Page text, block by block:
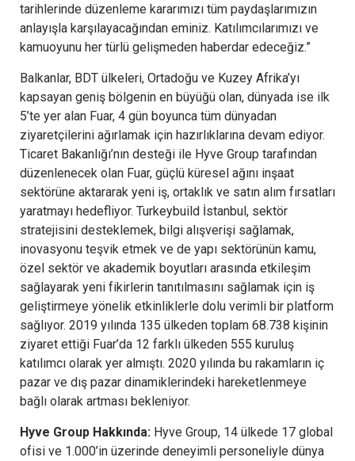
tarihlerinde düzenleme kararımızı tüm paydaşlarımızın
anlayışla karşılayacağından eminiz. Katılımcılarımızı ve
kamuoyunu her türlü gelişmeden haberdar edeceğiz.”
Balkanlar, BDT ülkeleri, Ortadoğu ve Kuzey Afrika’yı
kapsayan geniş bölgenin en büyüğü olan, dünyada ise ilk
5’te yer alan Fuar, 4 gün boyunca tüm dünyadan
ziyaretçilerini ağırlamak için hazırlıklarına devam ediyor.
Ticaret Bakanlığı’nın desteği ile Hyve Group tarafından
düzenlenecek olan Fuar, güçlü küresel ağını inşaat
sektörüne aktararak yeni iş, ortaklık ve satın alım fırsatları
yaratmayı hedefliyor. Turkeybuild İstanbul, sektör
stratejisini desteklemek, bilgi alışverişi sağlamak,
inovasyonu teşvik etmek ve de yapı sektörünün kamu,
özel sektör ve akademik boyutları arasında etkileşim
sağlayarak yeni fikirlerin tanıtılmasını sağlamak için iş
geliştirmeye yönelik etkinliklerle dolu verimli bir platform
sağlıyor. 2019 yılında 135 ülkeden toplam 68.738 kişinin
ziyaret ettiği Fuar’da 12 farklı ülkeden 555 kuruluş
katılımcı olarak yer almıştı. 2020 yılında bu rakamların iç
pazar ve dış pazar dinamiklerindeki hareketlenmeye
bağlı olarak artması bekleniyor.
Hyve Group Hakkında: Hyve Group, 14 ülkede 17 global
ofisi ve 1.000’in üzerinde deneyimli personeliyle dünya